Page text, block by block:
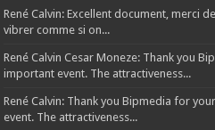
René Calvin: Excellent document, merci
vibrer comme si on...
René Calvin Cesar Moneze: Thank you
important event. The attractiveness...
René Calvin: Thank you Bipmedia for
event. The attractiveness...